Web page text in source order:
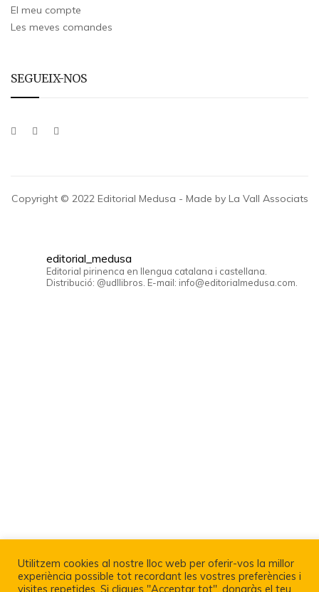
El meu compte
Les meves comandes
SEGUEIX-NOS
Copyright © 2022 Editorial Medusa - Made by La Vall Associats
editorial_medusa
Editorial pirinenca en llengua catalana i castellana.
Distribució: @udllibros. E-mail: info@editorialmedusa.com.
Política De Privacitat I Avís Legal
Utilitzem cookies al nostre lloc web per oferir-vos la millor
experiència possible tot recordant les vostres preferències i
visites repetides. Si cliques "Acceptar tot", donaràs el teu